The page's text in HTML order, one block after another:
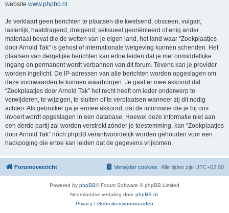
website www.phpbb.nl .
Je verklaart geen berichten te plaatsen die kwetsend, obsceen, vulgair,
lasterlijk, haatdragend, dreigend, seksueel georiënteerd of enig ander
materiaal bevat die de wetten van je eigen land, het land waar “Zoekplaatjes
door Arnold Tak” is gehost of internationale wetgeving kunnen schenden. Het
plaatsen van dergelijke berichten kan ertoe leiden dat je met onmiddellijke
ingang en permanent wordt verbannen van dit forum. Tevens kan je provider
worden ingelicht. De IP-adressen van alle berichten worden opgeslagen om
deze voorwaarden te kunnen waarborgen. Je gaat er mee akkoord dat
“Zoekplaatjes door Arnold Tak” het recht heeft om ieder onderwerp te
verwijderen, te wijzigen, te sluiten of te verplaatsen wanneer zij dit nodig
achten. Als gebruiker ga je ermee akkoord, dat de informatie die je bij ons
invoert wordt opgeslagen in een database. Hoewel deze informatie niet aan
een derde partij zal worden verstrekt zónder je toestemming, kan “Zoekplaatjes
door Arnold Tak” nóch phpBB verantwoordelijk worden gehouden voor een
hackpoging die ertoe kan leiden dat de gegevens vrijkomen.
Forumoverzicht Alle tijden zijn UTC+02:00
Verwijder cookies
Powered by phpBB® Forum Software © phpBB Limited
Nederlandse vertaling doorphpBB.nl
Privacy | Gebruikersvoorwaarden